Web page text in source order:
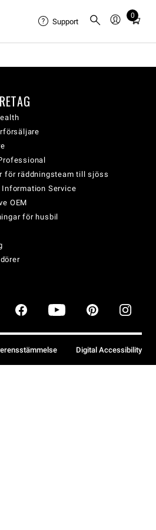
Support
0
Total
cart:
för räddningsteam till sjöss
Information Service
OEM
för husbil
Digital Accessibility